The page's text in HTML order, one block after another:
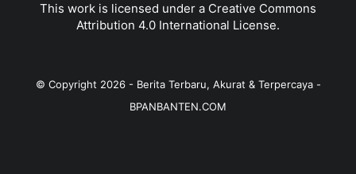
This work is licensed under a Creative Commons
Attribution 4.0 International License.
© Copyright 2026- Berita Terbaru, Akurat & Terpercaya -
BPANBANTEN.COM